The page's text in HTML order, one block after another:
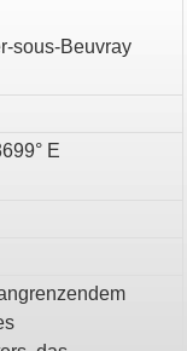
sous-Beuvray
E